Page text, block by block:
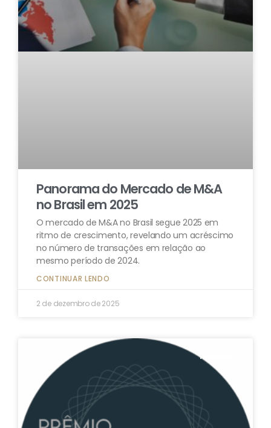
Panorama do Mercado de M&A
no Brasil em 2025
O mercado de M&A no Brasil segue 2025 em
ritmo de crescimento, revelando um acréscimo
no número de transações em relação ao
mesmo período de 2024.
CONTINUAR LENDO
2 de dezembro de 2025
PRÊMIOS